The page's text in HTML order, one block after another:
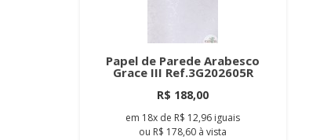
Papel de Parede Arabesco
Grace III Ref.3G202605R
R$ 188,00
em 18x de R$ 12,96 iguais
ou R$ 178,60 à vista